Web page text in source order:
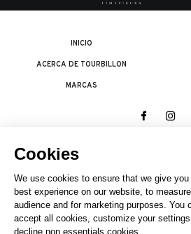
INICIO
ACERCA DE TOURBILLON
MARCAS
UNA EMPRESA DEL